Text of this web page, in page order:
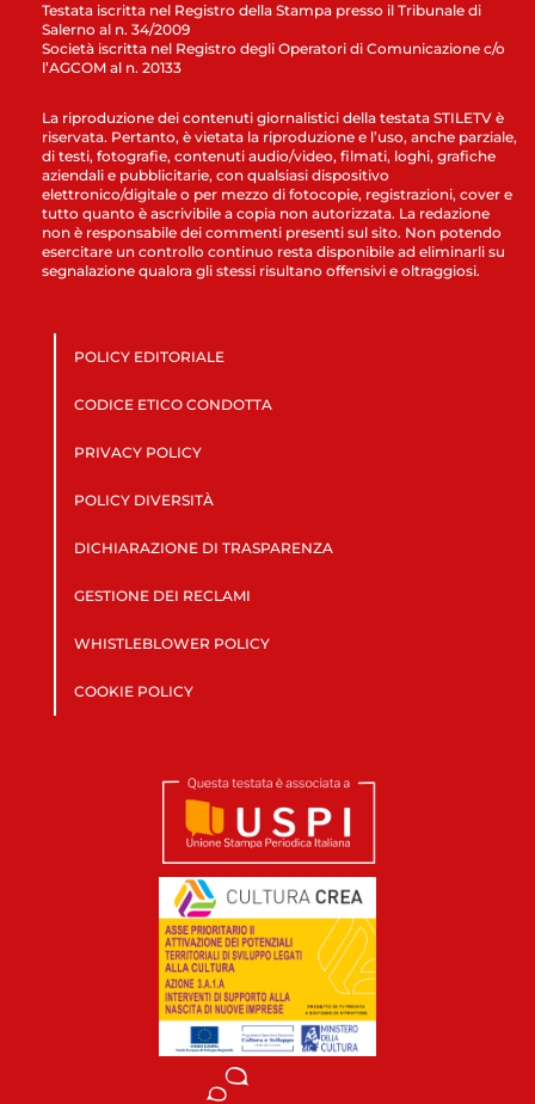
Testata iscritta nel Registro della Stampa presso il Tribunale di
Salerno al n. 34/2009
Società iscritta nel Registro degli Operatori di Comunicazione c/o
l’AGCOM al n. 20133
La riproduzione dei contenuti giornalistici della testata STILETV è
riservata. Pertanto, è vietata la riproduzione e l’uso, anche parziale,
di testi, fotografie, contenuti audio/video, filmati, loghi, grafiche
aziendali e pubblicitarie, con qualsiasi dispositivo
elettronico/digitale o per mezzo di fotocopie, registrazioni, cover e
tutto quanto è ascrivibile a copia non autorizzata. La redazione
non è responsabile dei commenti presenti sul sito. Non potendo
esercitare un controllo continuo resta disponibile ad eliminarli su
segnalazione qualora gli stessi risultano offensivi e oltraggiosi.
POLICY EDITORIALE
CODICE ETICO CONDOTTA
PRIVACY POLICY
POLICY DIVERSITÀ
DICHIARAZIONE DI TRASPARENZA
GESTIONE DEI RECLAMI
WHISTLEBLOWER POLICY
COOKIE POLICY